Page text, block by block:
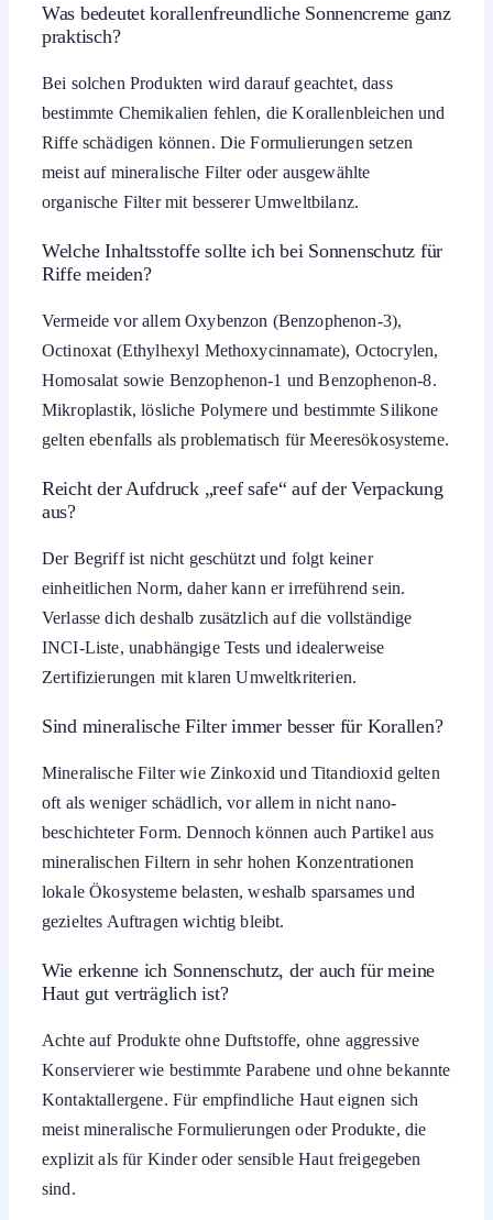
Was bedeutet korallenfreundliche Sonnencreme ganz
praktisch?
Bei solchen Produkten wird darauf geachtet, dass
bestimmte Chemikalien fehlen, die Korallenbleichen und
Riffe schädigen können. Die Formulierungen setzen
meist auf mineralische Filter oder ausgewählte
organische Filter mit besserer Umweltbilanz.
Welche Inhaltsstoffe sollte ich bei Sonnenschutz für
Riffe meiden?
Vermeide vor allem Oxybenzon (Benzophenon-3),
Octinoxat (Ethylhexyl Methoxycinnamate), Octocrylen,
Homosalat sowie Benzophenon-1 und Benzophenon-8.
Mikroplastik, lösliche Polymere und bestimmte Silikone
gelten ebenfalls als problematisch für Meeresökosysteme.
Reicht der Aufdruck „reef safe“ auf der Verpackung
aus?
Der Begriff ist nicht geschützt und folgt keiner
einheitlichen Norm, daher kann er irreführend sein.
Verlasse dich deshalb zusätzlich auf die vollständige
INCI-Liste, unabhängige Tests und idealerweise
Zertifizierungen mit klaren Umweltkriterien.
Sind mineralische Filter immer besser für Korallen?
Mineralische Filter wie Zinkoxid und Titandioxid gelten
oft als weniger schädlich, vor allem in nicht nano-
beschichteter Form. Dennoch können auch Partikel aus
mineralischen Filtern in sehr hohen Konzentrationen
lokale Ökosysteme belasten, weshalb sparsames und
gezieltes Auftragen wichtig bleibt.
Wie erkenne ich Sonnenschutz, der auch für meine
Haut gut verträglich ist?
Achte auf Produkte ohne Duftstoffe, ohne aggressive
Konservierer wie bestimmte Parabene und ohne bekannte
Kontaktallergene. Für empfindliche Haut eignen sich
meist mineralische Formulierungen oder Produkte, die
explizit als für Kinder oder sensible Haut freigegeben
sind.